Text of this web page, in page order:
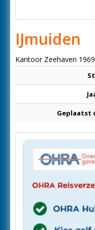
IJmuiden
Kantoor Zeehaven
Geplaatst